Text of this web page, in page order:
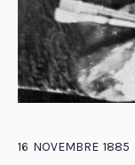
16 NOVEMBRE 1885